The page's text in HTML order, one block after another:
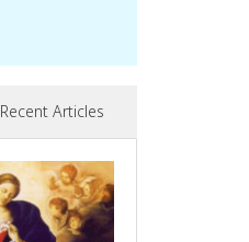
Recent Articles